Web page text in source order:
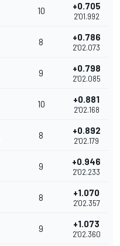
10 +0.705
2'01.992
8 +0.786
2'02.073
9 +0.798
2'02.085
10 +0.881
2'02.168
8 +0.892
2'02.179
9 +0.946
2'02.233
8 +1.070
2'02.357
9 +1.073
2'02.360